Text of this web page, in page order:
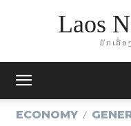
Laos
ມັກເລື່ອ
ECONOMY